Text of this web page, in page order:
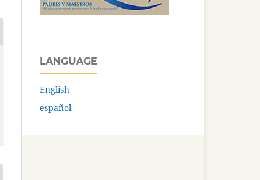
LANGUAGE
English
español